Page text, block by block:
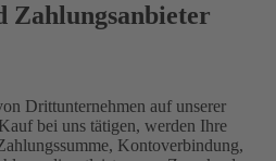
Zahlungs­anbieter
Drittunternehmen auf unserer
bei uns tätigen, werden Ihre
Kontoverbindung,